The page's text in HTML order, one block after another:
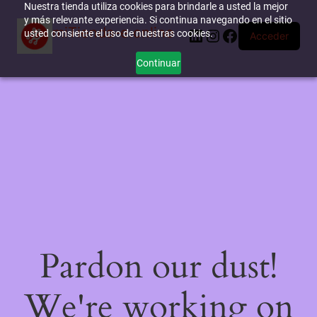
Nuestra tienda utiliza cookies para brindarle a usted la mejor
y más relevante experiencia. Si continua navegando en el sitio
usted consiente el uso de nuestras cookies.
Continuar
miTienda-e.online LinkedIn
Instagram
Facebook
Acceder
Pardon our dust!
We're working on